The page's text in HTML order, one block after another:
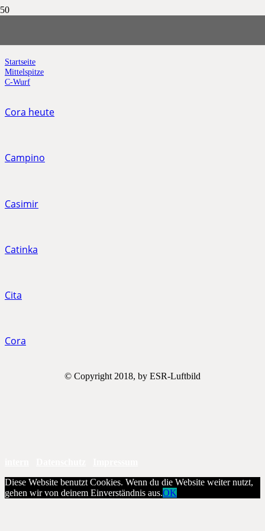
Startseite
Mittelspitze
C-Wurf
Cora heute
Campino
Casimir
Catinka
Cita
Cora
© Copyright 2018, by ESR-Luftbild
Diese Website benutzt Cookies. Wenn du die Website weiter nutzt,
gehen wir von deinem Einverständnis aus.OK